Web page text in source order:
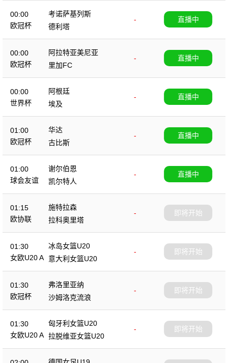
00:00
欧冠杯
考诺萨基列斯
-
德利塔
直播中
00:00
欧冠杯
阿拉特亚美尼亚
-
里加FC
直播中
00:00
世界杯
阿根廷
-
埃及
直播中
01:00
欧冠杯
华达
-
古比斯
直播中
01:00
球会友谊
谢尔伯恩
-
凯尔特人
直播中
01:15
欧协联
施特拉森
-
拉科奥里塔
即将开始
01:30
女欧U20 A
冰岛女篮U20
-
意大利女篮U20
即将开始
01:30
欧冠杯
弗洛里亚纳
-
沙姆洛克流浪
即将开始
01:30
女欧U20 A
匈牙利女篮U20
-
拉脱维亚女篮U20
即将开始